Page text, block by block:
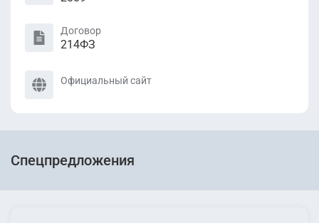
Договор
214ФЗ
Официальный сайт
Спецпредложения